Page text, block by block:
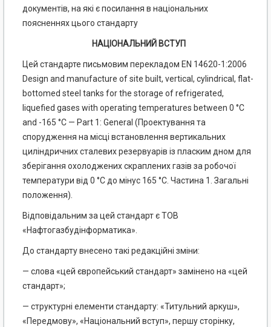
документів, на які є посилання в національних
поясненнях цього стандарту
НАЦІОНАЛЬНИЙ ВСТУП
Цей стандарте письмовим перекладом EN 14620-1:2006
Design and manufacture of site built, vertical, cylindrical, flat-
bottomed steel tanks for the storage of refrigerated,
liquefied gases with operating temperatures between 0 °С
and -165 °С — Part 1: General (Проектування та
спорудження на місці встановлення вертикальних
циліндричних сталевих резервуарів із пласким дном для
зберігання охолоджених скраплених газів за робочої
температури від 0 °С до мінус 165 °С. Частина 1. Загальні
положення).
Відповідальним за цей стандарт є ТОВ
«Нафтогазбудінформатика».
До стандарту внесено такі редакційні зміни:
— слова «цей європейський стандарт» замінено на «цей
стандарт»;
— структурні елементи стандарту: «Титульний аркуш»,
«Передмову», «Національний вступ», першу сторінку,